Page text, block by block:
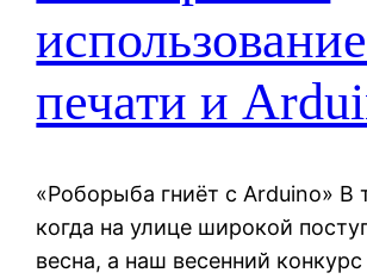
печати и
«Роборыба гниёт с Arduino» В
когда на улице широкой
весна, а наш весенний